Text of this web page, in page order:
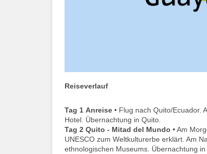
Reiseverlauf
Tag 1 Anreise • Flug nach Quito/Ecuador.
Hotel. Übernachtung in Quito.
Tag 2 Quito - Mitad del Mundo •Am
UNESCO zum Weltkulturerbe erklärt. Am
ethnologischen Museums. Übernachtung in